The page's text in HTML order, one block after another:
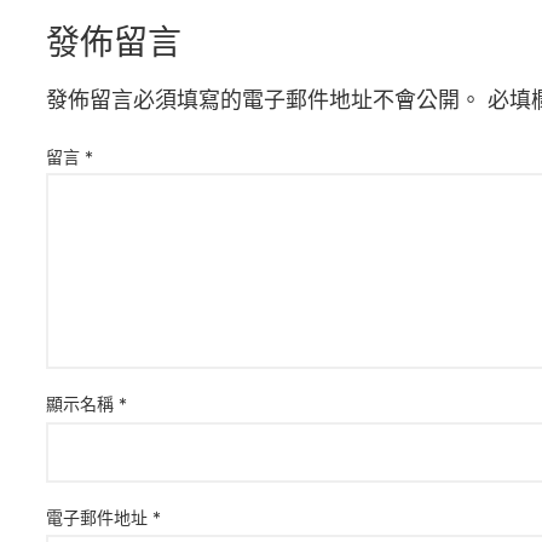
發佈留言
發佈留言必須填寫的電子郵件地址不會公開。 必填
留言 *
顯示名稱 *
電子郵件地址 *